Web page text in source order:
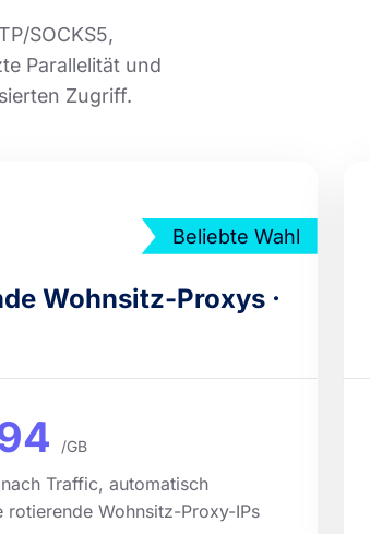
SOCKS5,
Parallelität und
Zugriff.
Beliebte Wahl
Wohnsitz-Proxys ·
/GB
Traffic, automatisch
rotierende Wohnsitz-Proxy-IPs